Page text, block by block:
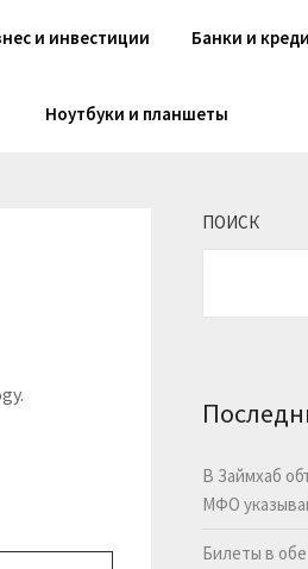
и инвестиции Банки и
Ноутбуки и планшеты
ПОИСК
В Займхаб
МФО
Билеты в